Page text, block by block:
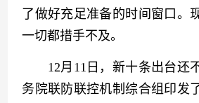
了做好充足准备的时间窗口。
一切都措手不及。
12月11日，新十条出台还
务院联防联控机制综合组印发